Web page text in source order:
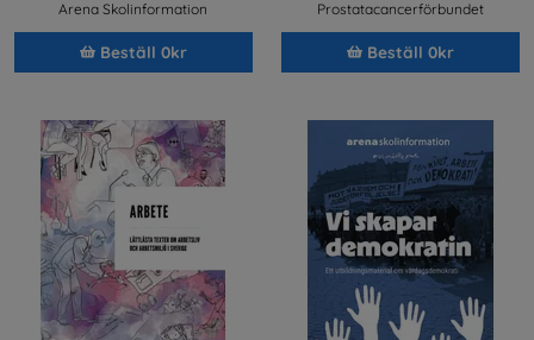
Arena Skolinformation
Beställ 0kr
Prostatacancerförbundet
Beställ 0kr